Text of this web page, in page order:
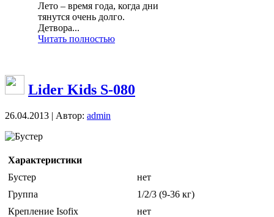
Лето – время года, когда дни
тянутся очень долго.
Детвора...
Читать полностью
Lider Kids S-080
26.04.2013 | Автор: admin
Бустер
Характеристики
Бустер
нет
Группа
1/2/3 (9-36 кг)
Крепление Isofix
нет